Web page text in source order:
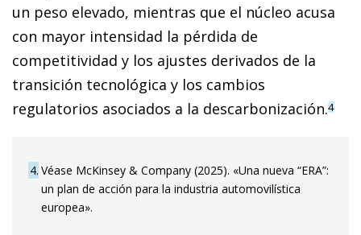
un peso elevado, mientras que el núcleo acusa
con mayor intensidad la pérdida de
competitividad y los ajustes derivados de la
transición tecnológica y los cambios
regulatorios asociados a la descarbonización.4
4 Véase McKinsey & Company (2025). «Una nueva “ERA”:
un plan de acción para la industria automovilística
europea».